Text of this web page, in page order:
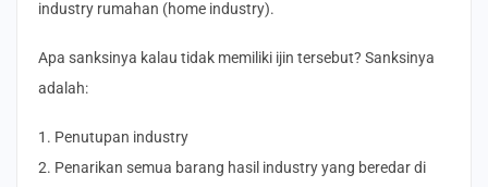
industry rumahan (home industry).
Apa sanksinya kalau tidak memiliki ijin tersebut? Sanksinya
adalah:
1. Penutupan industry
2. Penarikan semua barang hasil industry yang beredar di